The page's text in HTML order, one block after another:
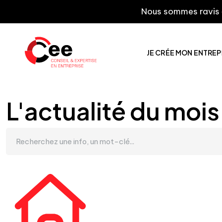
Nous sommes ravis
JE CRÉE MON
L'actualité du mois